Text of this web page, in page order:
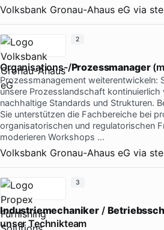
Volksbank Gronau-Ahaus eG via
Organisations-/Prozessmanager
Prozessmanagement weiterentwickeln:
unsere Prozesslandschaft
nachhaltige Standards und Strukturen.
Sie unterstützen die Fachbereiche bei
organisatorischen und regulatorischen
moderieren Workshops …
Volksbank Gronau-Ahaus eG via
2
Industriemechaniker/
unser Technikteam
3